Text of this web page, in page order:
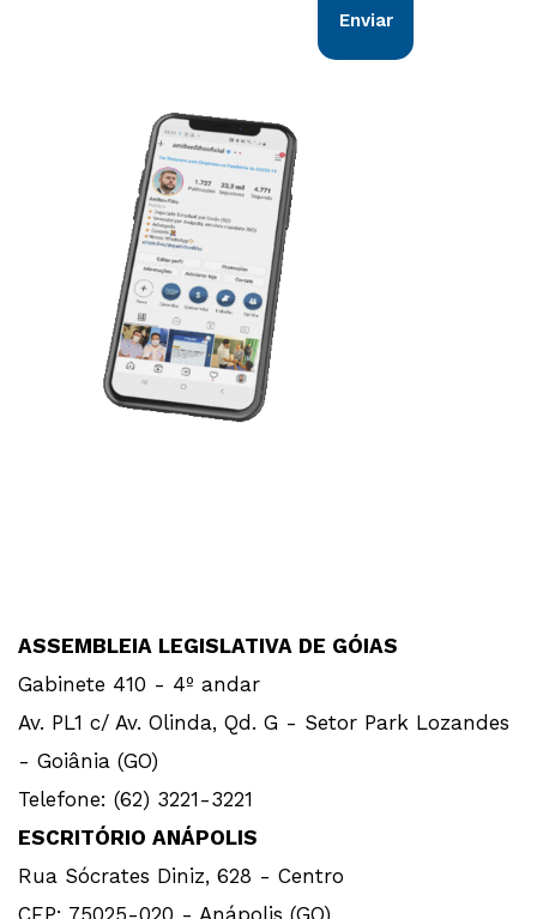
Enviar
ASSEMBLEIA LEGISLATIVA DE GÓIAS
Gabinete 410 - 4º andar
Av. PL1 c/ Av. Olinda, Qd. G - Setor Park Lozandes
- Goiânia (GO)
Telefone: (62) 3221-3221
ESCRITÓRIO ANÁPOLIS
Rua Sócrates Diniz, 628 - Centro